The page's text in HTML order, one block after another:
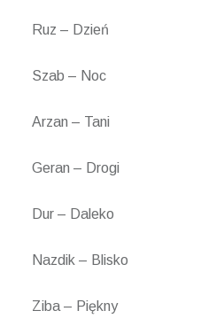
Ruz – Dzień
Szab – Noc
Arzan – Tani
Geran – Drogi
Dur – Daleko
Nazdik – Blisko
Ziba – Piękny